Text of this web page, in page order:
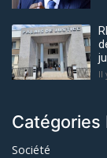
Il
Catégories
Société